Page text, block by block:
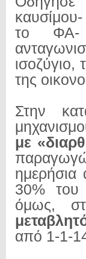
το ΦΑ-
της
Στην
με
ημερήσια
30% του
όμως,
από 1-1-